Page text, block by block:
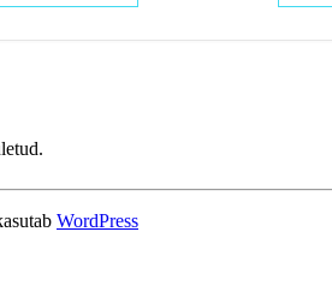
WordPress